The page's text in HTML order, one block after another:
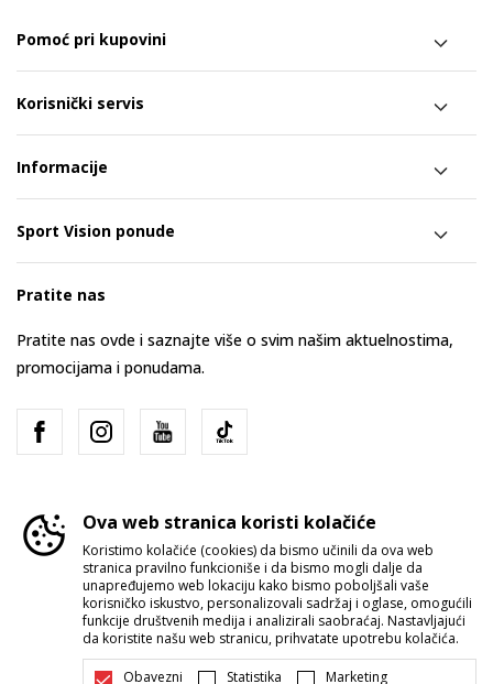
Pomoć pri kupovini
Korisnički servis
Informacije
Sport Vision ponude
Pratite nas
Pratite nas ovde i saznajte više o svim našim aktuelnostima,
promocijama i ponudama.
Srbija Promenite
Ova web stranica koristi kolačiće
Koristimo kolačiće (cookies) da bismo učinili da ova web
stranica pravilno funkcioniše i da bismo mogli dalje da
unapređujemo web lokaciju kako bismo poboljšali vaše
korisničko iskustvo, personalizovali sadržaj i oglase, omogućili
funkcije društvenih medija i analizirali saobraćaj. Nastavljajući
da koristite našu web stranicu, prihvatate upotrebu kolačića.
Obavezni Statistika Marketing